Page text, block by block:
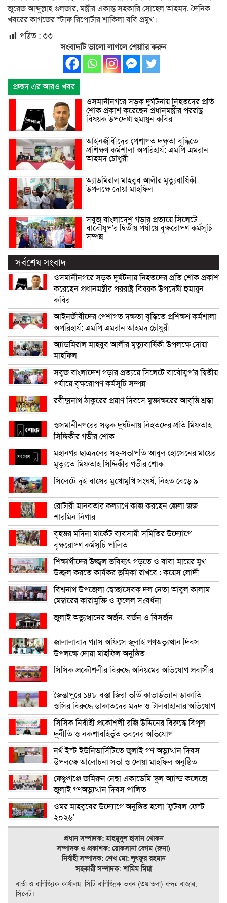
জুরেজ আব্দুল্লাহ গুলজার, মন্ত্রীর একান্ত সহকারি সোহেল আহমদ, দৈনিক
খবরের কাগজের স্টাফ রিপোর্টার শাকিলা ববি প্রমুখ।
পঠিত : ৩৩
সংবাদটি ভালো লাগলে শেয়াার করুন
প্রচ্ছদ এর আরও খবর
ওসমানীনগরে সড়ক দুর্ঘটনায় নিহতদের প্রতি
শোক প্রকাশ করেছেন প্রধানমন্ত্রীর পররাষ্ট্র
বিষয়ক উপদেষ্টা হুমায়ুন কবির
আইনজীবীদের পেশাগত দক্ষতা বৃদ্ধিতে
প্রশিক্ষণ কর্মশালা অপরিহার্য: এমপি এমরান
আহমদ চৌধুরী
অ্যাডমিরাল মাহবুব আলীর মৃত্যুবার্ষিকী
উপলক্ষে দোয়া মাহফিল
সবুজ বাংলাদেশ গড়ার প্রত্যয়ে সিলেটে
বাবৌযুপ’র দ্বিতীয় পর্যায়ে বৃক্ষরোপণ কর্মসূচি
সম্পন্ন
সর্বশেষ সংবাদ
ওসমানীনগরে সড়ক দুর্ঘটনায় নিহতদের প্রতি শোক প্রকাশ
করেছেন প্রধানমন্ত্রীর পররাষ্ট্র বিষয়ক উপদেষ্টা হুমায়ুন
কবির
আইনজীবীদের পেশাগত দক্ষতা বৃদ্ধিতে প্রশিক্ষণ কর্মশালা
অপরিহার্য: এমপি এমরান আহমদ চৌধুরী
অ্যাডমিরাল মাহবুব আলীর মৃত্যুবার্ষিকী উপলক্ষে দোয়া
মাহফিল
সবুজ বাংলাদেশ গড়ার প্রত্যয়ে সিলেটে বাবৌযুপ’র দ্বিতীয়
পর্যায়ে বৃক্ষরোপণ কর্মসূচি সম্পন্ন
রবীন্দ্রনাথ ঠাকুরের প্রয়াণ দিবসে মুক্তাক্ষরের আবৃত্তি শ্রদ্ধা
ওসমানীনগরের সড়ক দুর্ঘটনায় নিহতদের প্রতি মিফতাহ্
সিদ্দিকীর গভীর শোক
মহানগর ছাত্রদলের সহ-সভাপতি আবুল হোসেনের মায়ের
মৃত্যুতে মিফতাহ্ সিদ্দিকীর গভীর শোক
সিলেটে দুই বাসের মুখোমুখি সংঘর্ষ, নিহত বেড়ে ৯
রোটারী মানবতার কল্যাণে কাজ করছেন জেলা জজ
শারমিন নিগার
বৃহত্তর মদিনা মার্কেট ব্যবসায়ী সমিতির উদ্যোগে
বৃক্ষরোপণ কর্মসূচি পালিত
শিক্ষার্থীদের উজ্জ্বল ভবিষ্যৎ গড়তে ও বাবা-মায়ের মুখ
উজ্জ্বল করতে কার্যকর ভূমিকা রাখবে : কয়েস লোদী
বিশ্বনাথ উপজেলা স্বেচ্ছাসেবক দল নেতা আবুল কালাম
মেম্বারের কারামুক্তি ও ফুলেল সংবর্ধনা
জুলাই অভ্যুত্থানের অর্জন, বর্জন ও বিসর্জন
জালালাবাদ গ্যাস অফিসে জুলাই গণঅভ্যুত্থান দিবস
উপলক্ষে দোয়া মাহফিল অনুষ্ঠিত
সিসিক প্রকৌশলীর বিরুদ্ধে অনিয়মের অভিযোগ প্রবাসীর
জৈন্তাপুরে ১৪৮ বস্তা জিরা ভর্তি কাভার্ডভ্যান ডাকাতি
ওসির বিরুদ্ধে ডাকাতদের মদদ ও টালবাহানার অভিযোগ
সিসিক নির্বাহী প্রকৌশলী রজি উদ্দিনের বিরুদ্ধে বিপুল
দুর্নীতি ও নকশাবহির্ভূত ভবনের অভিযোগ
নর্থ ইস্ট ইউনিভার্সিটিতে জুলাই গণ-অভ্যুত্থান দিবস
উপলক্ষে আলোচনা সভা ও দোয়া মাহফিল অনুষ্ঠিত
ফেঞ্চুগঞ্জে জমিরুন নেছা একাডেমি স্কুল অ্যান্ড কলেজে
জুলাই গণঅভ্যুত্থান দিবস পালিত
ওমর মাহবুবের উদ্যোগে অনুষ্ঠিত হলো ‘ফুটবল ফেস্ট
২০২৬’
প্রধান সম্পাদক: মাহমুদুল হাসান খোকন
সম্পাদক ও প্রকাশক: রোকসানা বেগম (রুনা)
নির্বাহী সম্পাদক: শেখ মো: লুৎফুর রহমান
সহকারী সম্পাদক: শামিম মিয়া
বার্তা ও বাণিজ্যিক কার্যালয়: সিটি বাণিজ‍্যিক ভবন (৩য় তলা) বন্দর বাজার,
সিলেট।